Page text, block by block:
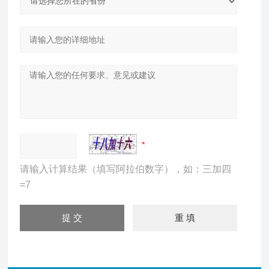
请输入计算结果（填写阿拉伯数字），如：三加四
=7